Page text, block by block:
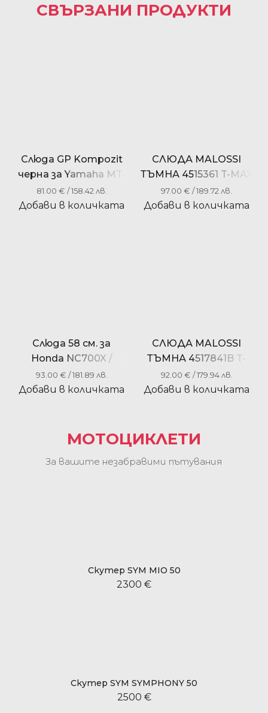
СВЪРЗАНИ ПРОДУКТИ
Слюда GP Kompozit
черна за Yamaha MT-
07 2021-2023
81.00 € / 158.42 лв.
Добави в количката
СЛЮДА MALOSSI
ТЪМНА 4515361 T-MAX
500 2001-2007
97.00 € / 189.72 лв.
Добави в количката
Слюда 58 см. за
Honda NC700X /
NC750X 2016-2020
93.00 € / 181.89 лв.
Добави в количката
СЛЮДА MALOSSI
ТЪМНА 4517841B T-
MAX 530 2017-2019 T-
MAX 560 2020-2021
92.00 € / 179.94 лв.
Добави в количката
МОТОЦИКЛЕТИ
За вашите незабравими пътувания
Скутер SYM MIO 50
2300 €
Скутер SYM SYMPHONY 50
2500 €